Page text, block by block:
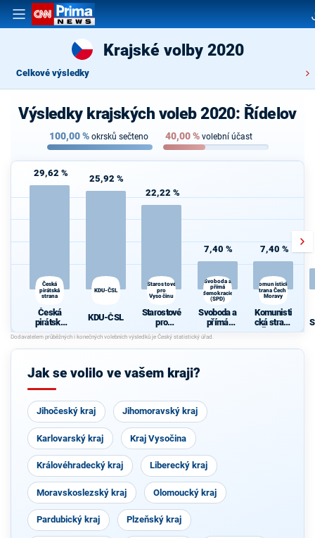
Krajské volby 2020
Celkové výsledky
Výsledky krajských voleb 2020: Řídelov
100,00% okrsků sečteno 40,00% volební účast
29,62 %
Česká
pirátská
strana
Česká
pirátská
strana
25,92 %
KDU-ČSL
KDU-ČSL
22,22 %
Starostové
pro
Vysočinu
Starostové
pro
Vysočinu
7,40 %
Svoboda a
přímá
demokracie
(SPD)
Svoboda a
přímá
demokraci
e (SPD)
7,40 %
Komunistická
strana Čech a
Moravy
Komunisti
cká strana
Čech a
Jak se volilo ve vašem kraji?
Jihočeský kraj Jihomoravský kraj
Karlovarský kraj Kraj Vysočina
Královéhradecký kraj Liberecký kraj
Moravskoslezský kraj Olomoucký kraj
Pardubický kraj Plzeňský kraj